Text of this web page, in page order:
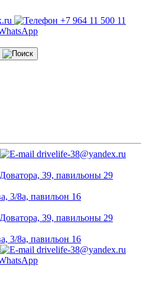
+7 964 11 500 11
drivelife-38@yandex.ru
39, павильоны 29
3/8а, павильон 16
39, павильоны 29
3/8а, павильон 16
drivelife-38@yandex.ru